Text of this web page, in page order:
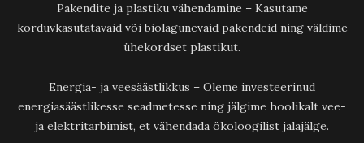
Pakendite ja plastiku vähendamine – Kasutame
korduvkasutatavaid või biolagunevaid pakendeid ning väldime
ühekordset plastikut.
Energia- ja veesäästlikkus – Oleme investeerinud
energiasäästlikesse seadmetesse ning jälgime hoolikalt vee-
ja elektritarbimist, et vähendada ökoloogilist jalajälge.